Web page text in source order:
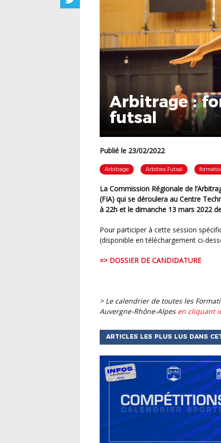
Arbitrage :
futsal
Publié le 23/02/2022
Arbitrage Arbitres Futsal
La Commission Régionale de l’Arbitrage propose une « Formation Initiale d’Arbitre Futsal »
(FIA) qui se déroulera au Centre
à 22h et le dimanche 13 mars 2022
Pour participer à cette session spécifique futsal, nous vous invitons à compléter le dossier
(disponible en téléchargement ci-
=> DOSSIER DE CANDIDATURE
> Le calendrier de toutes les Formations Initiales d’Arbitres sur le territoire de la Ligue
Auvergne-Rhône-Alpesen cliquant
ARTICLES LES PLUS LUS DANS